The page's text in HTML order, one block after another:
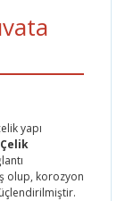
yapı
olup, korozyon